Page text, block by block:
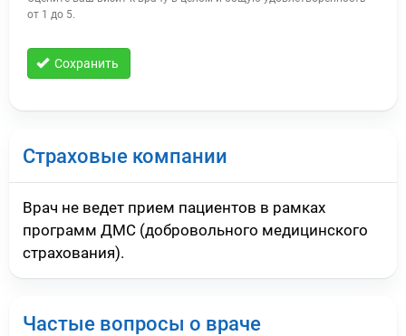
от 1 до 5.
Сохранить
Страховые компании
Врач не ведет прием пациентов в рамках
программ ДМС (добровольного медицинского
страхования).
Частые вопросы о враче